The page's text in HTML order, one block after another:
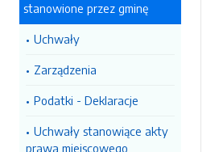
stanowione przez gminę
Uchwały
Zarządzenia
Podatki - Deklaracje
Uchwały stanowiące akty
prawa miejscowego